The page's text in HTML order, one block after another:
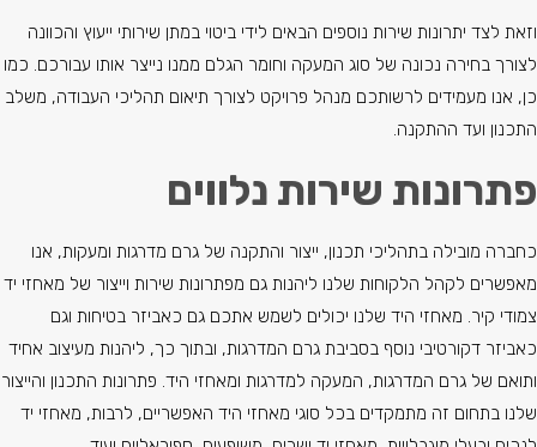
וזאת לצד יתרונות שירות נוספים הבאים לידי ביטוי במתן שירותי ייעוץ והכוונה
לצורך בחירה נכונה של סוג המעקה וחומר הגלם ממנו נייצר אותו עבורכם. כמו
כן, אנו מעמידים לרשותכם מנהל פרויקט לצורך תיאום תהליכי העבודה, משלב
התכנון ועד ההתקנה.
פתרונות שירות נלווים
כחברה מובילה בתהליכי תכנון, ייצור והתקנה של גרם מדרגות ומעקות, אנו
מאפשרים לקהל הלקוחות שלנו ליהנות גם מפתרונות שירות וייצור של מאחזי יד
צמודי קיר. מאחזי היד שלנו יכולים לשמש אתכם גם כאביזר בטיחות וגם
כאביזר דקורטיבי נוסף בסביבת גרם המדרגות, ובתוך כך, ליהנות מעיצוב אחיד
ותואם של גרם המדרגות, המעקה למדרגות ומאחזי היד. פתרונות התכנון והייצור
שלנו בתחום זה מתמקדים בכל סוגי מאחזי היד האפשריים, לרבות, מאחזי יד